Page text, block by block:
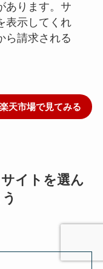
あります。サ
表示してくれ
ら請求される
天市場で見てみる
イトを選ん